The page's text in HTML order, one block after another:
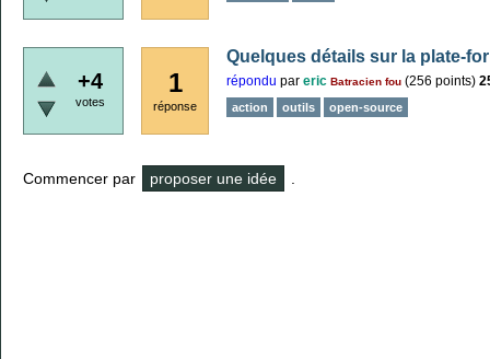
+4
votes
1
réponse
Quelques détails sur la plate-
répondu par eric Batracien fou (256 points)
action outils open-source
Commencer par proposer une idée